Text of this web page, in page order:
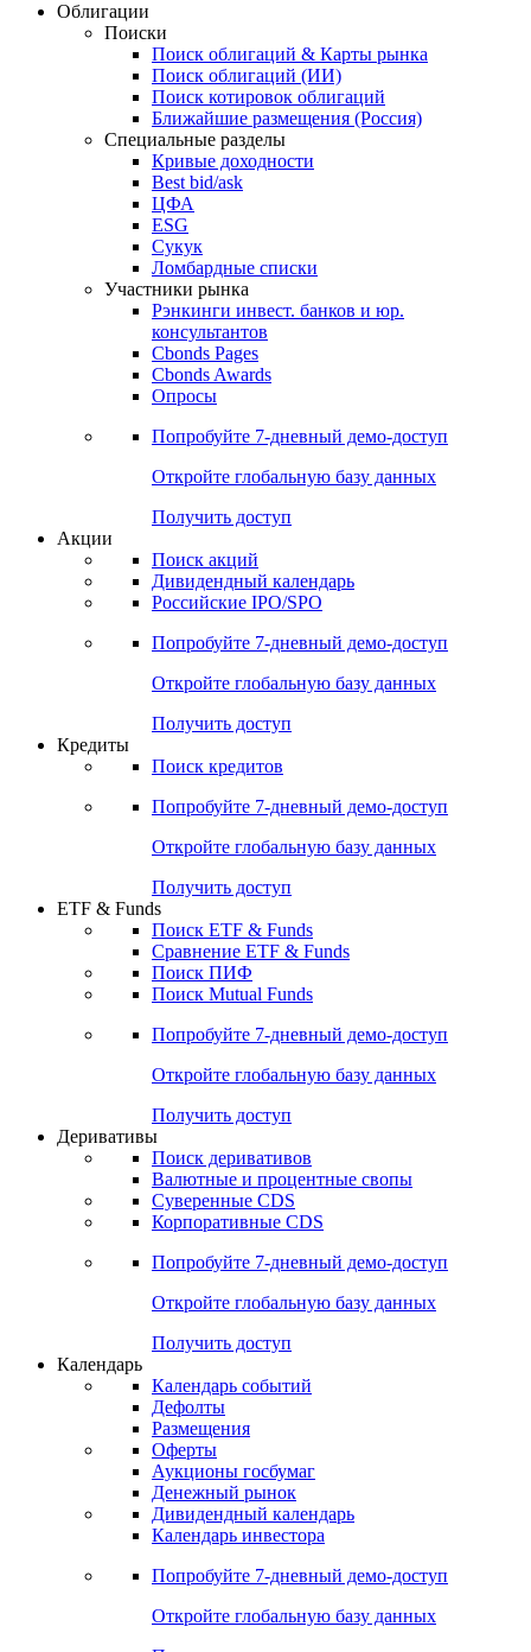
Облигации
Поиски
Поиск облигаций & Карты рынка
Поиск облигаций (ИИ)
Поиск котировок облигаций
Ближайшие размещения (Россия)
Специальные разделы
Кривые доходности
Best bid/ask
ЦФА
ESG
Сукук
Ломбардные списки
Участники рынка
Рэнкинги инвест. банков и юр.
консультантов
Cbonds Pages
Cbonds Awards
Опросы
Попробуйте 7-дневный демо-доступ
Откройте глобальную базу данных
Получить доступ
Акции
Поиск акций
Дивидендный календарь
Российские IPO/SPO
Попробуйте 7-дневный демо-доступ
Откройте глобальную базу данных
Получить доступ
Кредиты
Поиск кредитов
Попробуйте 7-дневный демо-доступ
Откройте глобальную базу данных
Получить доступ
ETF & Funds
Поиск ETF & Funds
Сравнение ETF & Funds
Поиск ПИФ
Поиск Mutual Funds
Попробуйте 7-дневный демо-доступ
Откройте глобальную базу данных
Получить доступ
Деривативы
Поиск деривативов
Валютные и процентные свопы
Суверенные CDS
Корпоративные CDS
Попробуйте 7-дневный демо-доступ
Откройте глобальную базу данных
Получить доступ
Календарь
Календарь событий
Дефолты
Размещения
Оферты
Аукционы госбумаг
Денежный рынок
Дивидендный календарь
Календарь инвестора
Попробуйте 7-дневный демо-доступ
Откройте глобальную базу данных